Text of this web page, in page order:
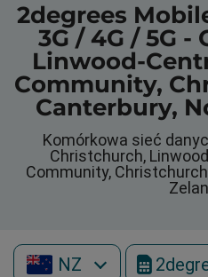
2degrees
3G / 4G / 5G
Linwood-
Community,
Canterbury,
Komórkowa sieć
Christchurch,
Community,
NZ